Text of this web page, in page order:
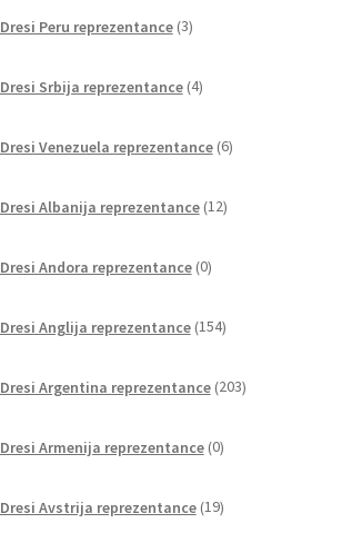
Dresi Peru reprezentance 3izdelki
Dresi Srbija reprezentance 4izdelki
Dresi Venezuela reprezentance 6izdelkov
Dresi Albanija reprezentance 12izdelkov
Dresi Andora reprezentance 0izdelkov
Dresi Anglija reprezentance 154izdelkov
Dresi Argentina reprezentance 203izdelki
Dresi Armenija reprezentance 0izdelkov
Dresi Avstrija reprezentance 19izdelkov